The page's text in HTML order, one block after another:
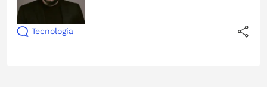
Tecnologia